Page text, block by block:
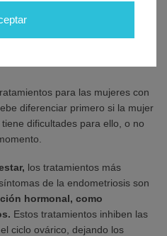
para curar la
para las mujeres con
diferenciar primero si la mujer
dificultades para ello, o no
los tratamientos más
de la endometriosis son
hormonal, como
Estos tratamientos inhiben las
ciclo ovárico, dejando los